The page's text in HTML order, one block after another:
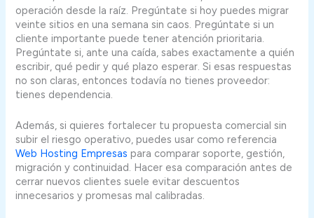
operación desde la raíz. Pregúntate si hoy puedes migrar
veinte sitios en una semana sin caos. Pregúntate si un
cliente importante puede tener atención prioritaria.
Pregúntate si, ante una caída, sabes exactamente a quién
escribir, qué pedir y qué plazo esperar. Si esas respuestas
no son claras, entonces todavía no tienes proveedor:
tienes dependencia.
Además, si quieres fortalecer tu propuesta comercial sin
subir el riesgo operativo, puedes usar como referencia
Web Hosting Empresas para comparar soporte, gestión,
migración y continuidad. Hacer esa comparación antes de
cerrar nuevos clientes suele evitar descuentos
innecesarios y promesas mal calibradas.